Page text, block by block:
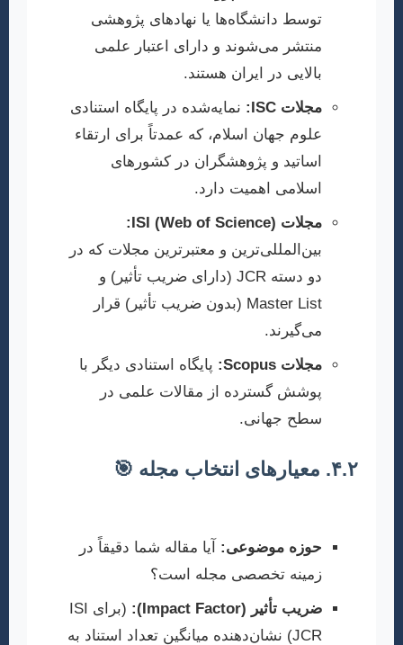
توسط دانشگاه‌ها یا نهادهای پژوهشی
منتشر می‌شوند و دارای اعتبار علمی
بالایی در ایران هستند.
مجلات ISC:
نمایه‌شده در پایگاه استنادی
علوم جهان اسلام، که عمدتاً برای ارتقاء
اساتید و پژوهشگران در کشورهای
اسلامی اهمیت دارد.
مجلات ISI (Web of Science):
بین‌المللی‌ترین و معتبرترین مجلات که در
دو دسته JCR (دارای ضریب تأثیر) و
Master List (بدون ضریب تأثیر) قرار
می‌گیرند.
مجلات Scopus:
پایگاه استنادی دیگر با
پوشش گسترده از مقالات علمی در
سطح جهانی.
۴.۲. معیارهای انتخاب مجله 🎯
حوزه موضوعی: آیا مقاله شما دقیقاً در
زمینه تخصصی مجله است؟
ضریب تأثیر (Impact Factor):
(برای ISI
JCR) نشان‌دهنده میانگین تعداد استناد به